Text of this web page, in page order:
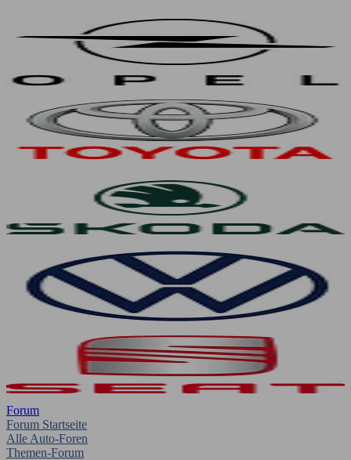
Forum
Forum Startseite
Alle Auto-Foren
Themen-Forum